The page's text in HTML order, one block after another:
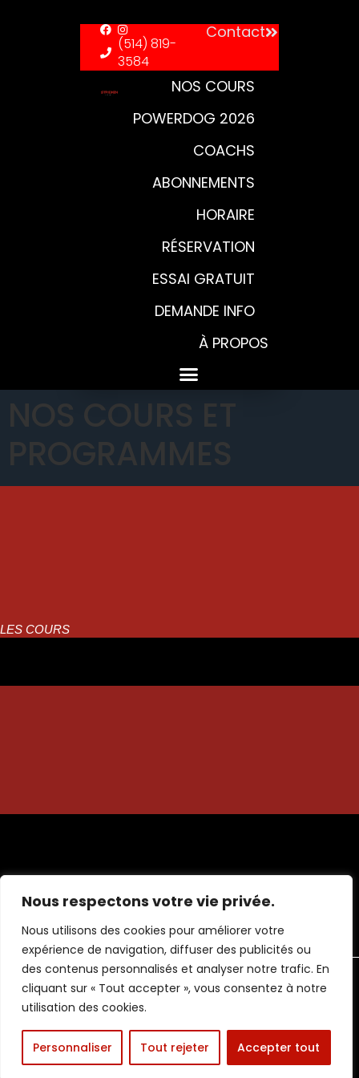
Nous respectons votre vie privée.
Nous utilisons des cookies pour améliorer votre
expérience de navigation, diffuser des publicités ou
des contenus personnalisés et analyser notre trafic. En
cliquant sur « Tout accepter », vous consentez à notre
utilisation des cookies.
Personnaliser Tout rejeter Accepter tout
(514) 819-
3584
Contact
NOS COURS
POWERDOG 2026
COACHS
ABONNEMENTS
HORAIRE
RÉSERVATION
ESSAI GRATUIT
DEMANDE INFO
À PROPOS
NOS COURS ET
PROGRAMMES
LES COURS